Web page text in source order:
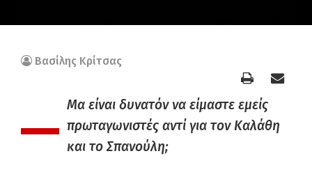
Βασίλης Κρίτσας
–
Μα είναι δυνατόν να είμαστε εμείς
πρωταγωνιστές αντί για τον Καλάθη
και το Σπανούλη;